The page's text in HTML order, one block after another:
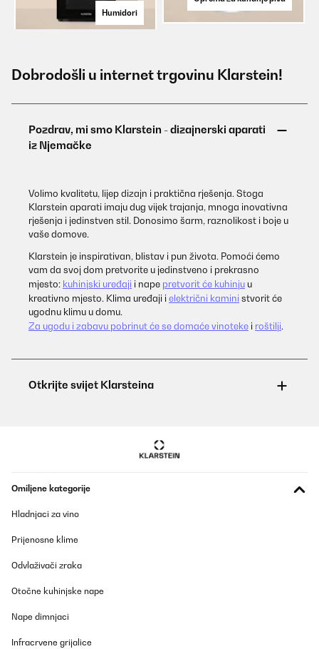
Humidori
Dobrodošli u internet trgovinu Klarstein!
Volimo kvalitetu, lijep dizajn i praktična rješenja. Stoga
Klarstein aparati imaju dug vijek trajanja, mnoga inovativna
rješenja i jedinstven stil. Donosimo šarm, raznolikost i boje u
vaše domove.
Klarstein je inspirativan, blistav i pun života. Pomoći ćemo
vam da svoj dom pretvorite u jedinstveno i prekrasno
mjesto: kuhinjski uređaji i nape pretvorit će kuhinju u
kreativno mjesto. Klima uređaji i električni kamini stvorit će
ugodnu klimu u domu.
Za ugodu i zabavu pobrinut će se domaće vinoteke i roštilji.
Omiljene kategorije
Hladnjaci za vino
Prijenosne klime
Odvlaživači zraka
Otočne kuhinjske nape
Nape dimnjaci
Infracrvene grijalice